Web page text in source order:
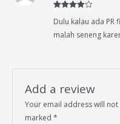
out of 5
Dulu kalau ada PR
malah seneng
Add a review
Your email address will
marked*